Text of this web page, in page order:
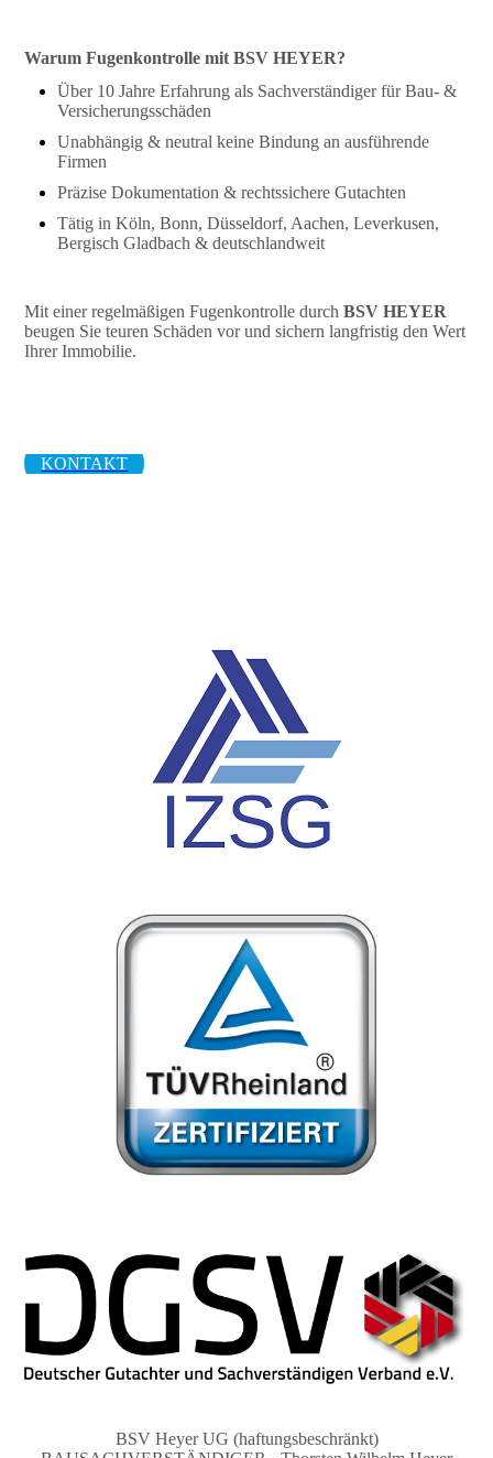
Warum Fugenkontrolle mit BSV HEYER?
Über 10 Jahre Erfahrung als Sachverständiger für Bau- &
Versicherungsschäden
Unabhängig & neutral keine Bindung an ausführende
Firmen
Präzise Dokumentation & rechtssichere Gutachten
Tätig in Köln, Bonn, Düsseldorf, Aachen, Leverkusen,
Bergisch Gladbach & deutschlandweit
Mit einer regelmäßigen Fugenkontrolle durchBSV HEYER
beugen Sie teuren Schäden vor und sichern langfristig den Wert
Ihrer Immobilie.
KONTAKT
BSV Heyer UG (haftungsbeschränkt)